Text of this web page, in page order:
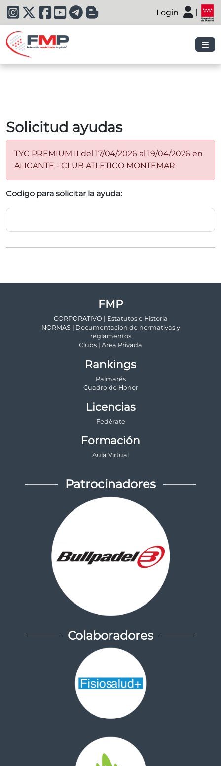
|
Login |
Solicitud ayudas
TYC PREMIUM II del 17/04/2026 al 19/04/2026 en
ALICANTE - CLUB ATLETICO MONTEMAR
Codigo para solicitar la ayuda:
FMP
CORPORATIVO | Estatutos e Historia
NORMAS | Documentacion de normativas y
reglamentos
Clubs | Area Privada
Rankings
Palmarés
Cuadro de Honor
Licencias
Fedérate
Formación
Aula Virtual
Patrocinadores
Colaboradores